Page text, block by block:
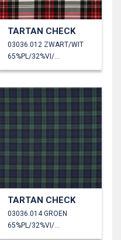
TARTAN CHECK
03036.012 ZWART/WIT
65%PL/32%VI/3%EA
TARTAN CHECK
03036.014 GROEN
65%PL/32%VI/3%EA